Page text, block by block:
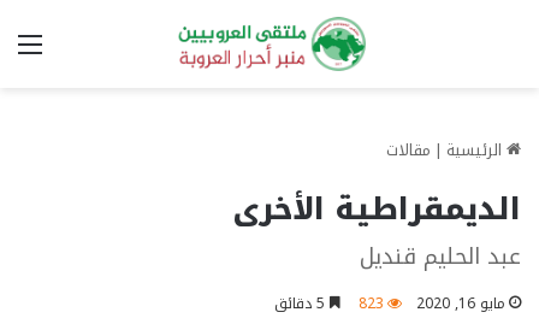
الرئيسية | مقالات
الديمقراطية الأخرى
عبد الحليم قنديل
مايو 16, 2020 823